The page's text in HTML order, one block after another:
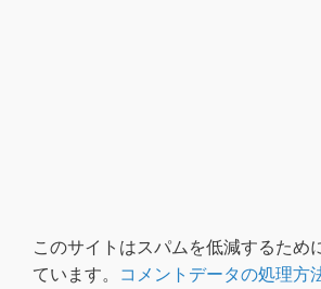
このサイトはスパムを低減するため
ています。
コメントデータの処理方